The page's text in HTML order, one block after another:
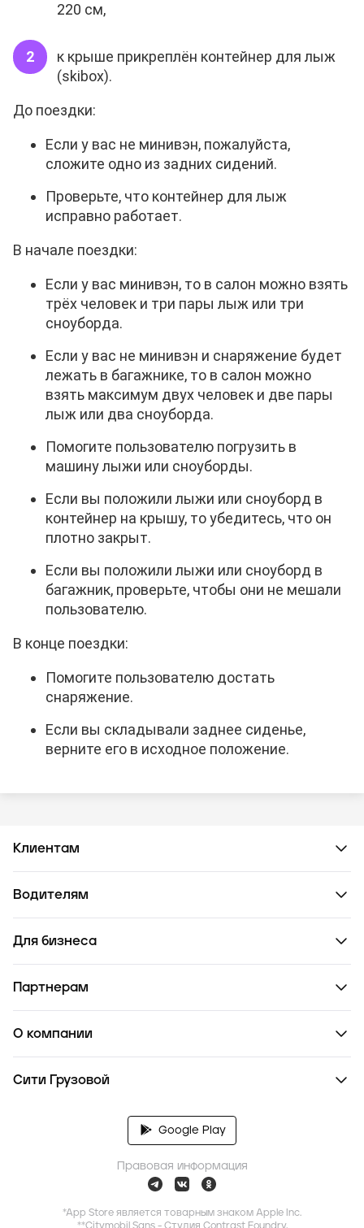
220 см,
к крыше прикреплён контейнер для лыж
(skibox).
До поездки:
Если у вас не минивэн, пожалуйста,
сложите одно из задних сидений.
Проверьте, что контейнер для лыж
исправно работает.
В начале поездки:
Если у вас минивэн, то в салон можно взять
трёх человек и три пары лыж или три
сноуборда.
Если у вас не минивэн и снаряжение будет
лежать в багажнике, то в салон можно
взять максимум двух человек и две пары
лыж или два сноуборда.
Помогите пользователю погрузить в
машину лыжи или сноуборды.
Если вы положили лыжи или сноуборд в
контейнер на крышу, то убедитесь, что он
плотно закрыт.
Если вы положили лыжи или сноуборд в
багажник, проверьте, чтобы они не мешали
пользователю.
В конце поездки:
Помогите пользователю достать
снаряжение.
Если вы складывали заднее сиденье,
верните его в исходное положение.
Клиентам
Водителям
Для бизнеса
Партнерам
О компании
Сити Грузовой
Google Play
Правовая информация
*App Store является товарным знаком Apple Inc.